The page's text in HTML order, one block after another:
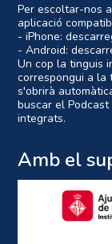
Per escoltar-nos
aplicació
- iPhone:
- Android:
Un cop la tinguis
correspongui a la
s'obrirà
buscar el
integrats.
Amb el